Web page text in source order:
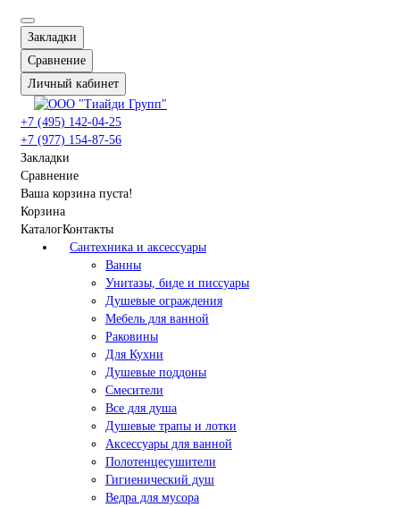
Закладки
Сравнение
Личный кабинет
+7 (495) 142-04-25
+7 (977) 154-87-56
Закладки
Сравнение
Ваша корзина пуста!
Корзина
КаталогКонтакты
Сантехника и аксессуары
Ванны
Унитазы, биде и писсуары
Душевые ограждения
Мебель для ванной
Раковины
Для Кухни
Душевые поддоны
Смесители
Все для душа
Душевые трапы и лотки
Аксессуары для ванной
Полотенцесушители
Гигиенический душ
Ведра для мусора